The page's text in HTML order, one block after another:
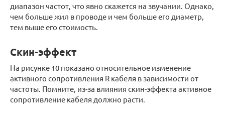
диапазон частот, что явно скажется на звучании. Однако,
чем больше жил в проводе и чем больше его диаметр,
тем выше его стоимость.
Скин-эффект
На рисунке 10 показано относительное изменение
активного сопротивления R кабеля в зависимости от
частоты. Помните, из-за влияния скин-эффекта активное
сопротивление кабеля должно расти.